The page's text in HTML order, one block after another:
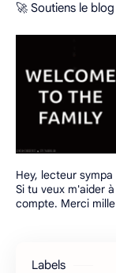
🚀 Soutiens le
Hey, lecteur
Si tu veux m'aider
compte. Merci
Labels